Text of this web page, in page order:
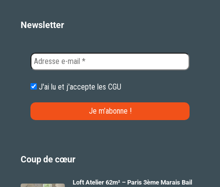
Newsletter
J'ai lu et j'accepte les CGU
Coup de cœur
Loft Atelier 62m² – Paris 3ème Marais Bail